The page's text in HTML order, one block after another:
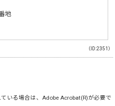
地
（ID:2351）
いる場合は、Adobe Acrobat(R)が必要で